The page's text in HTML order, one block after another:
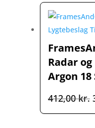
Radar
Argon 18
412,00kr.